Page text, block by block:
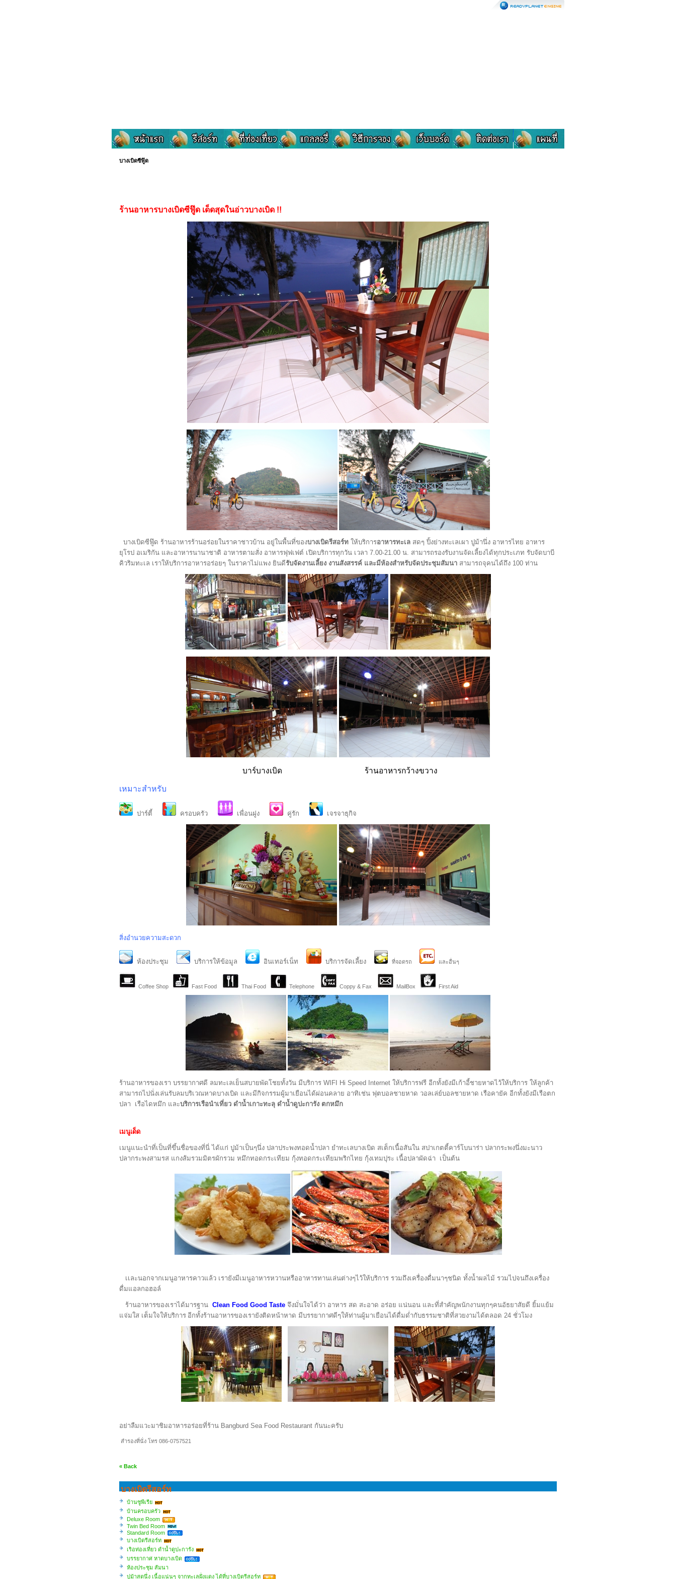
บางเบิดซีฟู๊ด
ร้านอาหารบางเบิดซีฟู๊ด เด็ดสุดในอ่าวบางเบิด !!
บางเบิดซีฟู๊ด ร้านอาหารร้านอร่อยในราคาชาวบ้าน อยู่ในพื้นที่ของบางเบิดรีสอร์ท ให้บริการอาหารทะเล สดๆ ปิ้งย่างทะเลเผา ปูม้านึ่ง อาหารไทย อาหาร
ยุโรป อเมริกัน และอาหารนานาชาติ อาหารตามสั่ง อาหารฟุฟเฟต์ เปิดบริการทุกวัน เวลา 7.00-21.00 น. สามารถรองรับงานจัดเลี้ยงได้ทุกประเภท รับจัดบาบี
คิวริมทะเล เราให้บริการอาหารอร่อยๆ ในราคาไม่แพง ยินดีรับจัดงานเลี้ยง งานสังสรรค์ และมีห้องสำหรับจัดประชุมสัมนา สามารถจุคนได้ถึง 100 ท่าน
บาร์บางเบิด ร้านอาหารกว้างขวาง
เหมาะสำหรับ
ปาร์ตี้ ครอบครัว เพื่อนฝูง คู่รัก เจรจาธุกิจ
สิ่งอำนวยความสะดวก
ห้องประชุม บริการให้ข้อมูล อินเทอร์เน็ท บริการจัดเลี้ยง ที่จอดรถ และอื่นๆ
Coffee Shop Fast Food Thai Food Telephone Coppy & Fax MailBox First Aid
ร้านอาหารของเรา บรรยากาศดี ลมทะเลเย็นสบายพัดโชยทั้งวัน มีบริการ WIFI Hi Speed Internet ให้บริการฟรี อีกทั้งยังมีเก้าอี้ชายหาดไว้ให้บริการ ให้ลูกค้า
สามารถไปนั่งเล่นรับลมบริเวณหาดบางเบิด และมีกิจกรรมผู้มาเยือนได้ผ่อนคลาย อาทิเช่น ฟุตบอลชายหาด วอลเล่ย์บอลชายหาด เรือคายัค อีกทั้งยังมีเรือตก
ปลา เรือไดหมึก และบริการเรือนำเที่ยว ดำน้ำเกาะทะลุ ดำน้ำดูปะการัง ตกหมึก
เมนูเด็ด
เมนูแนะนำที่เป็นที่ขึ้นชื่อของที่นี่ ได้แก่ ปูม้าเป็นๆนึ่ง ปลาประพงทอดน้ำปลา ยำทะเลบางเบิด สเต็กเนื้อสันใน สปาเกตตี้คาร์โบนาร่า ปลากระพงนึ่งมะนาว
ปลากระพงสามรส แกงส้มรวมมิตรผักรวม หมึกทอดกระเทียม กุ้งทอดกระเทียมพริกไทย กุ้งเทมปุระ เนื้อปลาผัดฉ่า เป็นต้น
เเละนอกจากเมนูอาหารคาวแล้ว เรายังมีเมนูอาหารหวานหรืออาหารทานเล่นต่างๆไว้ให้บริการ รวมถึงเครื่องดื่มนาๆชนิด ทั้งน้ำผลไม้ รวมไปจนถึงเครื่อง
ดื่มแอลกอฮอล์
ร้านอาหารของเราได้มารฐาน Clean Food Good Taste จึงมั่นใจได้ว่า อาหาร สด สะอาด อร่อย แน่นอน และที่สำคัญพนักงานทุกๆคนอัธยาสัยดี ยิ้มแย้ม
แจ่มใส เต็มใจให้บริการ อีกทั้งร้านอาหารของเรายังติดหน้าหาด มีบรรยากาศดีๆให้ท่านผู้มาเยือนได้ดื่มด่ำกับธรรมชาติที่สวยงามได้ตลอด 24 ชั่วโมง
อย่าลืมแวะมาชิมอาหารอร่อยที่ร้าน Bangburd Sea Food Restaurant กันนะครับ
สำรองที่นั่ง โทร 086-0757521
« Back
บางเบิดรีสอร์ท
บ้านซูพีเรีย
บ้านครอบครัว
Deluxe Room
Twin Bed Room
Standard Room
บางเบิดรีสอร์ท
เริอท่องเที่ยว ดำน้ำดูปะการัง
บรรยากาศ หาดบางเบิด
ห้องประชุม สัมนา
ปูม้าสดนึ่ง เนื้อแน่นๆ จากทะเลฝั่งแดง ได้ที่บางเบิดรีสอร์ท